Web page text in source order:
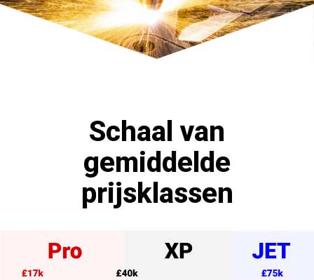
Schaal van
gemiddelde
prijsklassen